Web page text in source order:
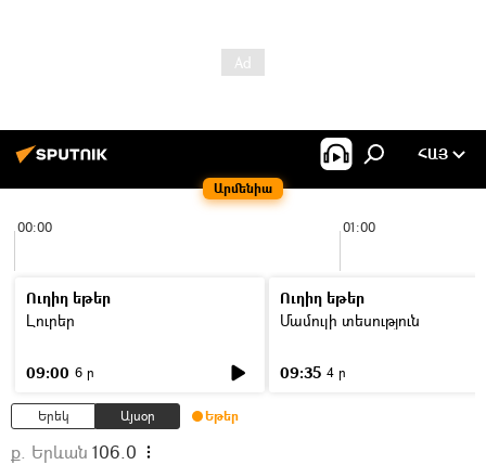
Արմենիա
ՀԱՅ
00:00 01:00
Ուղիղ եթեր
Լուրեր
09:00 6 ր
Ուղիղ եթեր
Մամուլի տեսություն
09:35 4 ր
Երեկ Այսօր Եթեր
ք. Երևան 106.0